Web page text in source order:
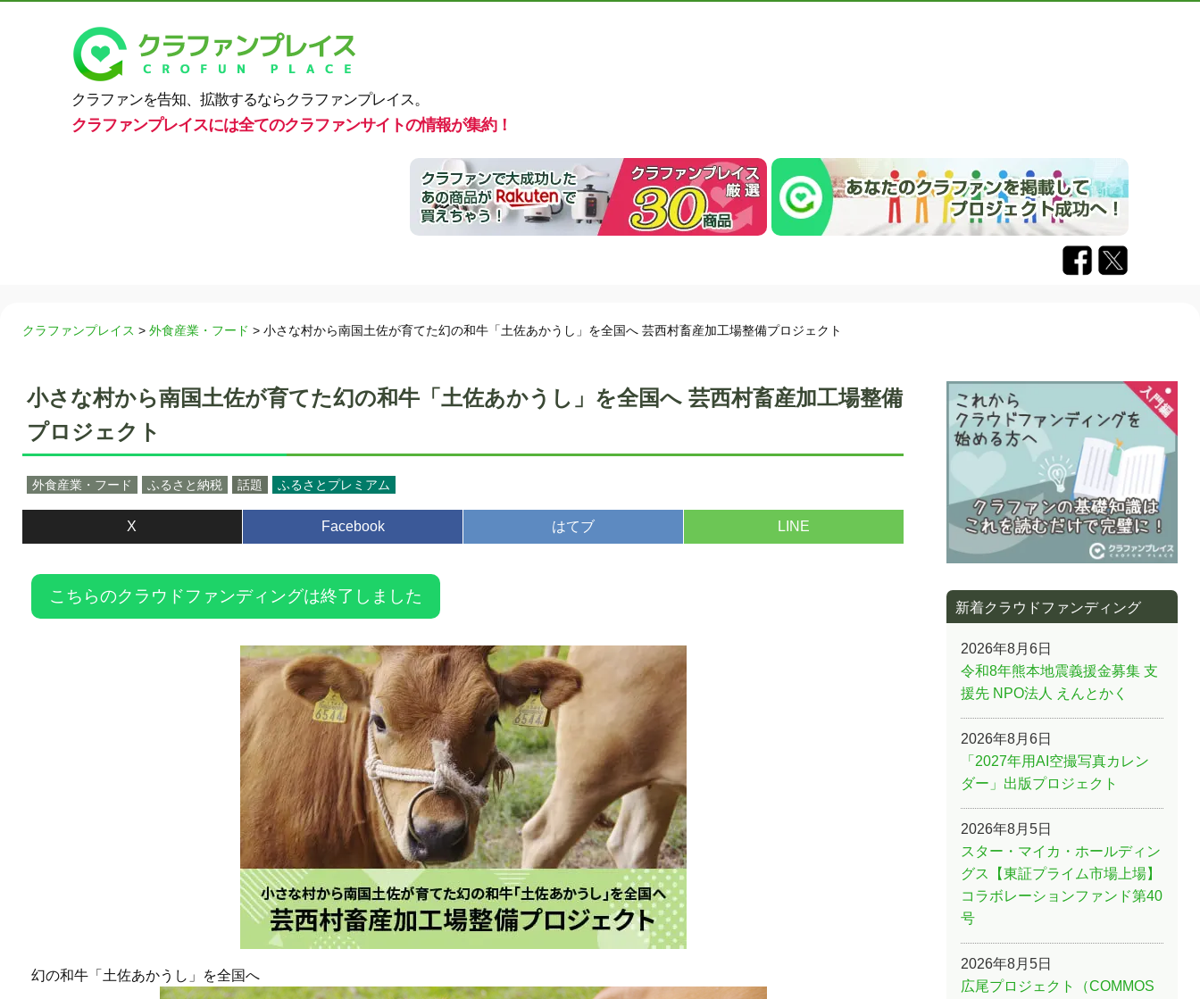
クラファンを告知、拡散するならクラファンプレイス。
クラファンプレイスには全てのクラファンサイトの情報が集約！
クラファンプレイス > 外食産業・フード > 小さな村から南国土佐が育てた幻の和牛「土佐あかうし」を全国へ 芸西村畜産加工場整備プロジェクト
小さな村から南国土佐が育てた幻の和牛「土佐あかうし」を全国へ 芸西村畜産加工場整備
プロジェクト
外食産業・フード ふるさと納税 話題 ふるさとプレミアム
X Facebook はてブ LINE
こちらのクラウドファンディングは終了しました
幻の和牛「土佐あかうし」を全国へ
新着クラウドファンディング
2026年8月6日
令和8年熊本地震義援金募集 支
援先 NPO法人 えんとかく
2026年8月6日
「2027年用AI空撮写真カレン
ダー」出版プロジェクト
2026年8月5日
スター・マイカ・ホールディン
グス【東証プライム市場上場】
コラボレーションファンド第40
号
2026年8月5日
広尾プロジェクト（COMMOS